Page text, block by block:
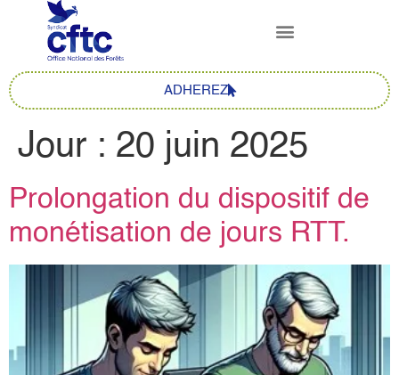
principal
ADHEREZ
Jour : 20 juin 2025
Prolongation du dispositif de
monétisation de jours RTT.